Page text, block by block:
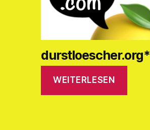
durstloescher.org*
WEITERLESEN